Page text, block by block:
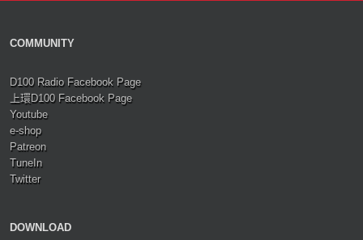
COMMUNITY
D100 Radio Facebook Page
上環D100 Facebook Page
Youtube
e-shop
Patreon
TuneIn
Twitter
DOWNLOAD